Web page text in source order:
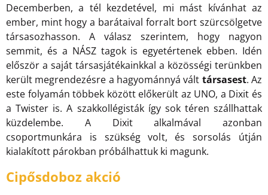
Decemberben, a tél kezdetével, mi mást kívánhat az
ember, mint hogy a barátaival forralt bort szürcsölgetve
társasozhasson. A válasz szerintem, hogy nagyon
semmit, és a NÁSZ tagok is egyetértenek ebben. Idén
először a saját társasjátékainkkal a közösségi terünkben
került megrendezésre a hagyománnyá vált társasest. Az
este folyamán többek között előkerült az UNO, a Dixit és
a Twister is. A szakkollégisták így sok téren szállhattak
küzdelembe. A Dixit alkalmával azonban
csoportmunkára is szükség volt, és sorsolás útján
kialakított párokban próbálhattuk ki magunk.
Cipősdoboz akció